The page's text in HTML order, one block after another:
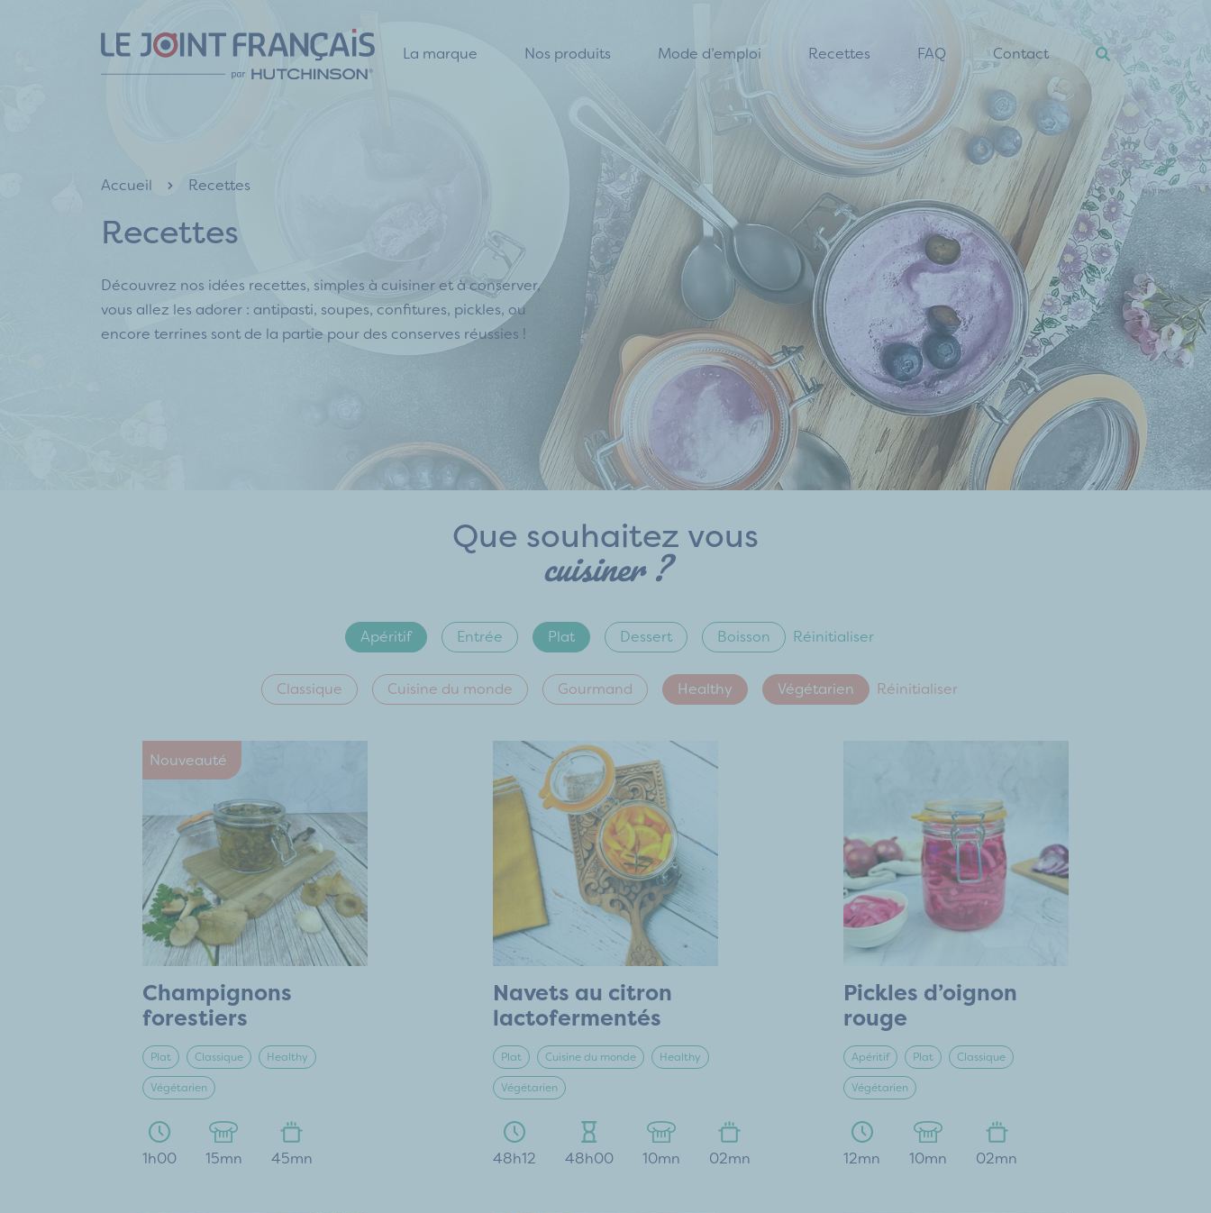
La marque Nos produits Mode d’emploi Recettes FAQ Contact
Accueil Recettes
Recettes
Découvrez nos idées recettes, simples à cuisiner et à conserver,
vous allez les adorer : antipasti, soupes, confitures, pickles, ou
encore terrines sont de la partie pour des conserves réussies !
Que souhaitez vous
cuisiner ?
Apéritif Entrée Plat Dessert Boisson Réinitialiser
Classique Cuisine du monde Gourmand Healthy Végétarien Réinitialiser
Nouveauté
Champignons
forestiers
Plat Classique Healthy
Végétarien
1h00 15mn 45mn
Navets au citron
lactofermentés
Plat Cuisine du monde Healthy
Végétarien
48h12 48h00 10mn 02mn
Pickles d’oignon
rouge
Apéritif Plat Classique
Végétarien
12mn 10mn 02mn